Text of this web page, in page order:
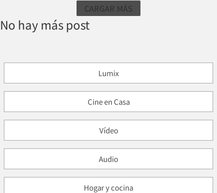
CARGAR MÁS
No hay más post
Lumix
Cine en Casa
Vídeo
Audio
Hogar y cocina